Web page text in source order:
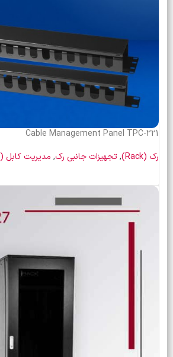
Cable Management Panel TPC-221
رک (Rack)
,تجهیزات جانبی رک, مدیریت کابل (cable management)